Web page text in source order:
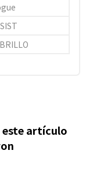
este artículo